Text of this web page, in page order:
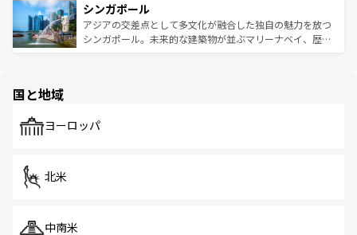
参照してほしい。
激する。気候は一年中温暖で、どの季節にも異なる楽しみ
が待っている。親しみやすいタイの人々、仏教を中心とし
た文化、そして多様な観光資源が、訪れる旅人を魅了し続
み、どこを訪れても感動するはず。観光スポットが密集し
ており、効率よく見どころを回れるのも魅力。息をのむよ
うな絶景から文化的な体験まで、香港を存分に楽しみ尽く
シンガポール
アジアの交差点として多文化が融合した独自の魅力を放つ
シンガポール。未来的な建築物が並ぶマリーナベイ、歴史
で、ホーカーズは地元の風情を楽しめる外せないスポット
国と地域
ヨーロッパ
北米
中南米